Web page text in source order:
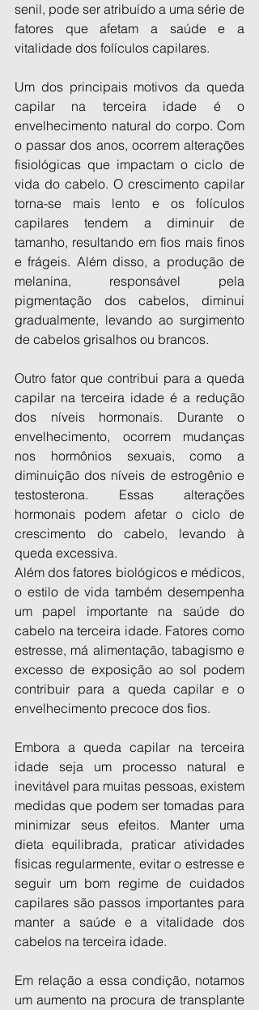
senil, pode ser atribuído a uma série de
fatores que afetam a saúde e a
vitalidade dos folículos capilares.
Um dos principais motivos da queda
capilar na terceira idade é o
envelhecimento natural do corpo. Com
o passar dos anos, ocorrem alterações
fisiológicas que impactam o ciclo de
vida do cabelo. O crescimento capilar
torna-se mais lento e os folículos
capilares tendem a diminuir de
tamanho, resultando em fios mais finos
e frágeis. Além disso, a produção de
melanina, responsável pela
pigmentação dos cabelos, diminui
gradualmente, levando ao surgimento
de cabelos grisalhos ou brancos.
Outro fator que contribui para a queda
capilar na terceira idade é a redução
dos níveis hormonais. Durante o
envelhecimento, ocorrem mudanças
nos hormônios sexuais, como a
diminuição dos níveis de estrogênio e
testosterona. Essas alterações
hormonais podem afetar o ciclo de
crescimento do cabelo, levando à
queda excessiva.
Além dos fatores biológicos e médicos,
o estilo de vida também desempenha
um papel importante na saúde do
cabelo na terceira idade. Fatores como
estresse, má alimentação, tabagismo e
excesso de exposição ao sol podem
contribuir para a queda capilar e o
envelhecimento precoce dos fios.
Embora a queda capilar na terceira
idade seja um processo natural e
inevitável para muitas pessoas, existem
medidas que podem ser tomadas para
minimizar seus efeitos. Manter uma
dieta equilibrada, praticar atividades
físicas regularmente, evitar o estresse e
seguir um bom regime de cuidados
capilares são passos importantes para
manter a saúde e a vitalidade dos
cabelos na terceira idade.
Em relação a essa condição, notamos
um aumento na procura de transplante